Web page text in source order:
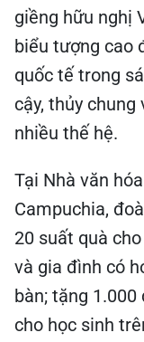
giềng hữu nghị
biểu tượng cao
quốc tế trong
cậy, thủy
nhiều thế hệ.
Tại Nhà văn
Campuchia,
20 suất quà
và gia đình có
bàn; tặng 1.000
cho học sinh